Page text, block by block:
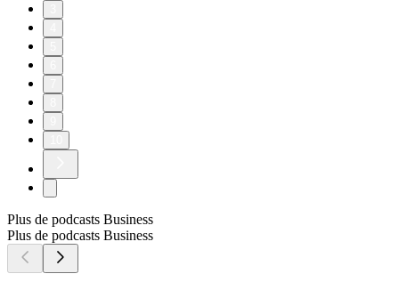
Plus de podcasts Business
Plus de podcasts Business